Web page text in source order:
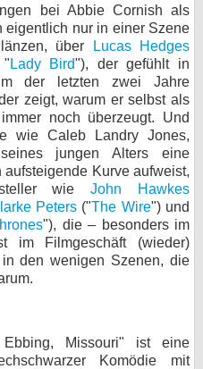
bei Abbie Cornish als
nur in einer Szene
über
Lucas Hedges
" Lady Bird"), der gefühlt in
der letzten zwei Jahre
zeigt, warum er selbst als
noch überzeugt. Und
wie Caleb Landry Jones,
jungen Alters eine
Kurve aufweist,
wieJohn Hawkes
Peters ("The Wire") und
"), die – besonders im
im Filmgeschäft (wieder)
den wenigen Szenen, die
Missouri" ist eine
Komödie mit